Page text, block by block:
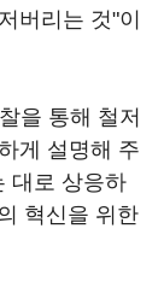
버리는 것"이
을 통해 철저
게 설명해 주
대로 상응하
혁신을 위한